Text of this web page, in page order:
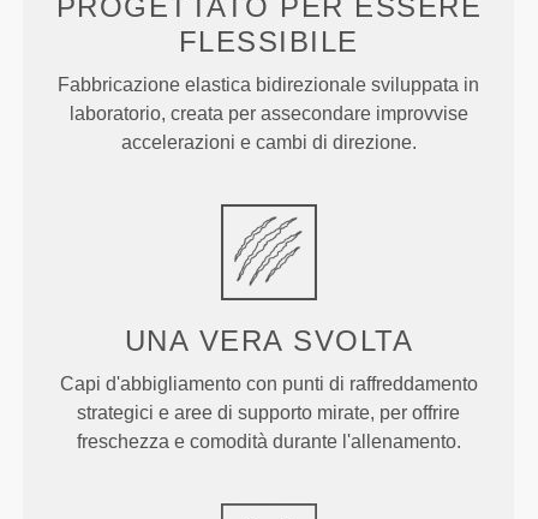
PROGETTATO PER ESSERE
FLESSIBILE
Fabbricazione elastica bidirezionale sviluppata in
laboratorio, creata per assecondare improvvise
accelerazioni e cambi di direzione.
UNA VERA SVOLTA
Capi d'abbigliamento con punti di raffreddamento
strategici e aree di supporto mirate, per offrire
freschezza e comodità durante l'allenamento.